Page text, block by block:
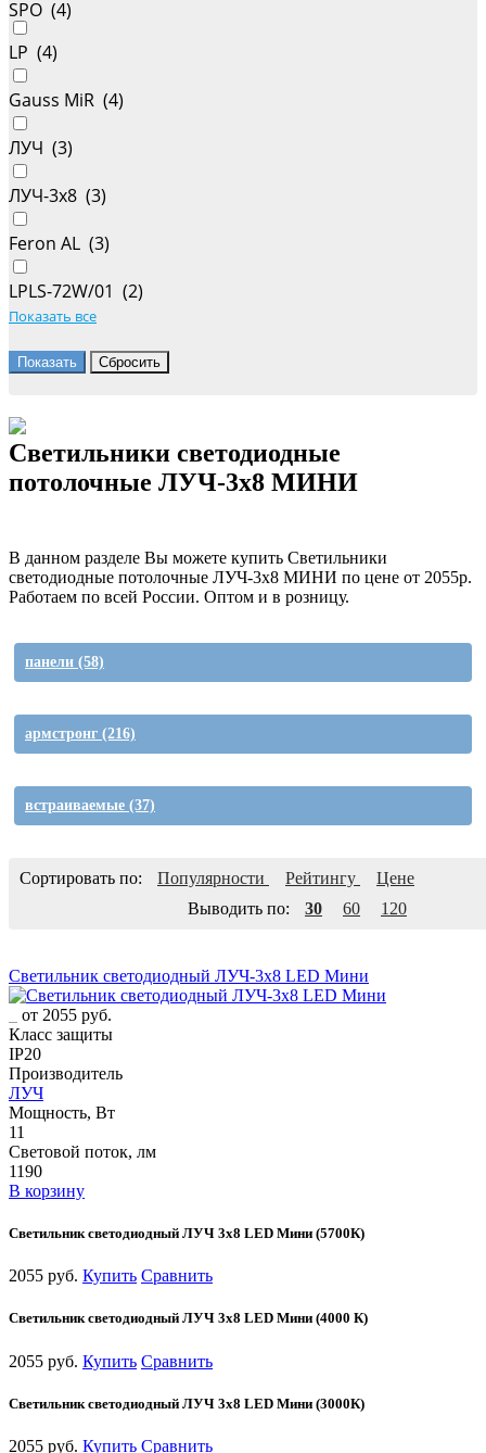
SPO (4)
LP (4)
Gauss MiR (4)
ЛУЧ (3)
ЛУЧ-3х8 (3)
Feron AL (3)
LPLS-72W/01 (2)
Показать все
Светильники светодиодные
потолочные ЛУЧ-3х8 МИНИ
В данном разделе Вы можете купить Светильники
светодиодные потолочные ЛУЧ-3х8 МИНИ по цене от 2055р.
Работаем по всей России. Оптом и в розницу.
панели (58)
армстронг (216)
встраиваемые (37)
Сортировать по: Популярности Рейтингу
Цене
Выводить по:
30 60 120
Светильник светодиодный ЛУЧ-3х8 LED Мини
от 2055 руб.
Класс защиты
IP20
Производитель
ЛУЧ
Мощность, Вт
11
Световой поток, лм
1190
В корзину
Светильник светодиодный ЛУЧ 3х8 LED Мини (5700К)
2055 руб. Купить Сравнить
Светильник светодиодный ЛУЧ 3х8 LED Мини (4000 К)
2055 руб. Купить Сравнить
Светильник светодиодный ЛУЧ 3х8 LED Мини (3000К)
2055 руб. Купить Сравнить